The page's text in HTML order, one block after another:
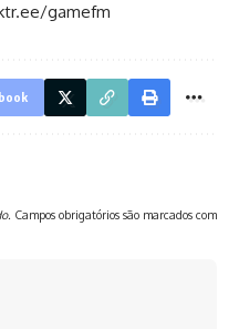
gamefm
Campos obrigatórios são marcados com